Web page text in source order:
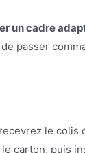
un cadre
passer
le
carton, puis